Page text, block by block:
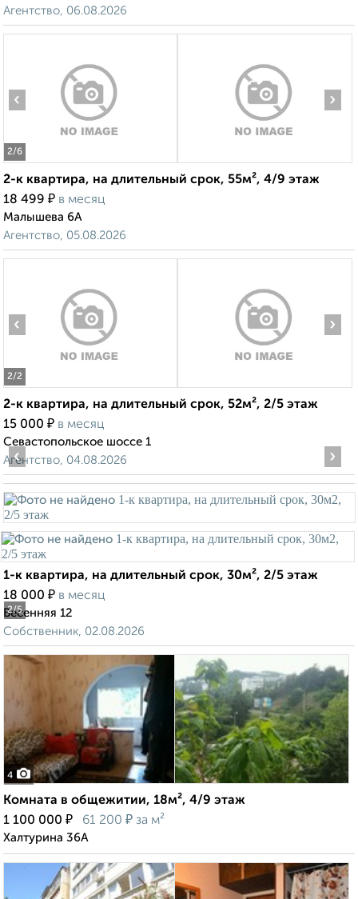
Агентство, 06.08.2026
2/6
‹ ›
2-к квартира, на длительный срок, 55м², 4/9 этаж
18 499 ₽ в месяц
Малышева 6А
Агентство, 05.08.2026
2/2
‹ ›
2-к квартира, на длительный срок, 52м², 2/5 этаж
15 000 ₽ в месяц
Севастопольское шоссе 1
Агентство, 04.08.2026
2/5
‹ ›
1-к квартира, на длительный срок, 30м², 2/5 этаж
18 000 ₽ в месяц
Весенняя 12
Собственник, 02.08.2026
4
Комната в общежитии, 18м², 4/9 этаж
1 100 000 ₽ 61 200 ₽ за м²
Халтурина 36А